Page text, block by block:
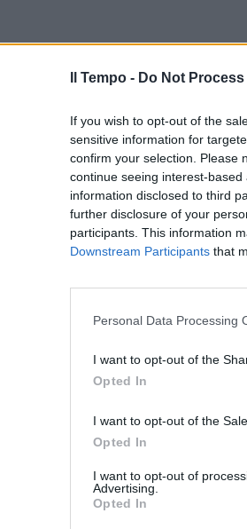
Il Tempo - Do Not
If you wish to opt-out of the
sensitive information for
confirm your selection. Please
continue seeing interest-
information disclosed to third
further disclosure of your
participants. This information
Downstream Participants that
Personal Data Processing
I want to opt-out of the
Opted In
I want to opt-out of the
Opted In
I want to opt-out of
Advertising.
Opted In